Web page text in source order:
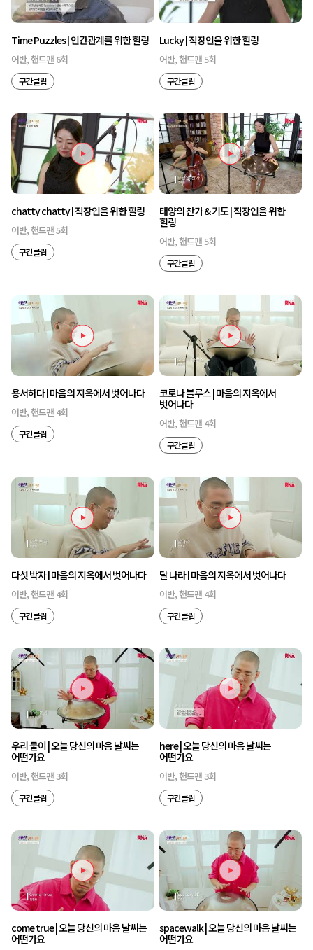
Time Puzzles | 인간관계를 위한 힐링
어반, 핸드팬 6회
구간클립
Lucky | 직장인을 위한 힐링
어반, 핸드팬 5회
구간클립
chatty chatty | 직장인을 위한 힐링
어반, 핸드팬 5회
구간클립
태양의 찬가 & 기도 | 직장인을 위한
힐링
어반, 핸드팬 5회
구간클립
용서하다 | 마음의 지옥에서 벗어나다
어반, 핸드팬 4회
구간클립
코로나 블루스 | 마음의 지옥에서
벗어나다
어반, 핸드팬 4회
구간클립
다섯 박자 | 마음의 지옥에서 벗어나다
어반, 핸드팬 4회
구간클립
달 나라 | 마음의 지옥에서 벗어나다
어반, 핸드팬 4회
구간클립
우리 둘이 | 오늘 당신의 마음 날씨는
어떤가요
어반, 핸드팬 3회
구간클립
here | 오늘 당신의 마음 날씨는
어떤가요
어반, 핸드팬 3회
구간클립
come true | 오늘 당신의 마음 날씨는
어떤가요
spacewalk | 오늘 당신의 마음 날씨는
어떤가요